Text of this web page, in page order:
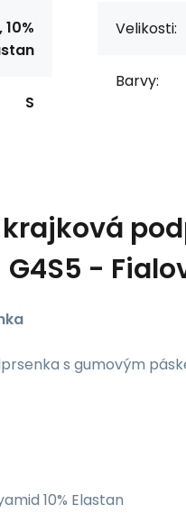
S
Velikosti:
Barvy:
G4S5 -
s gumovým
10% Elastan